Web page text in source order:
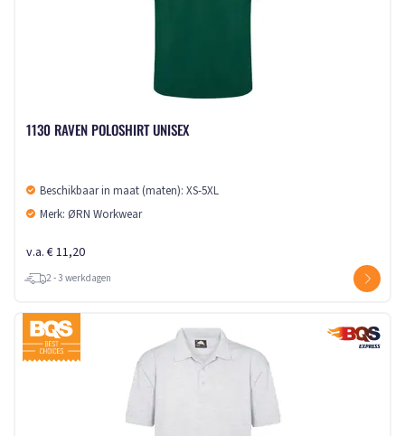
1130 RAVEN POLOSHIRT UNISEX
Beschikbaar in maat (maten): XS-5XL
Merk: ØRN Workwear
v.a. € 11,20
2 - 3 werkdagen